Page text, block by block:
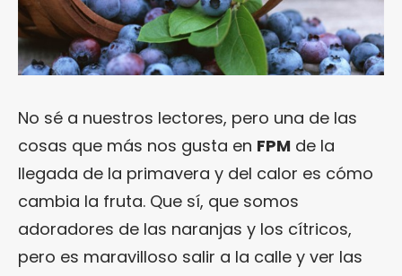
No sé a nuestros lectores, pero una de las
cosas que más nos gusta en FPM de la
llegada de la primavera y del calor es cómo
cambia la fruta. Que sí, que somos
adoradores de las naranjas y los cítricos,
pero es maravilloso salir a la calle y ver las